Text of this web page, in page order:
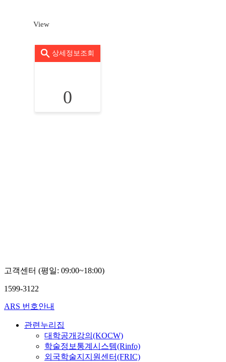
View
상세정보조회
0
고객센터 (평일: 09:00~18:00)
1599-3122
ARS 번호안내
관련누리집
대학공개강의(KOCW)
학술정보통계시스템(Rinfo)
외국학술지지원센터(FRIC)